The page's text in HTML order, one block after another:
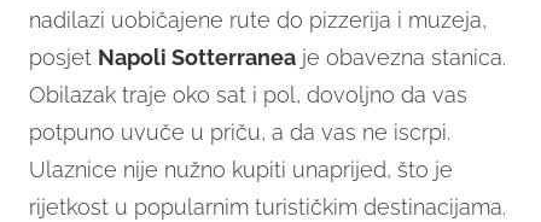
nadilazi uobičajene rute do pizzerija i muzeja,
posjet Napoli Sotterranea je obavezna stanica.
Obilazak traje oko sat i pol, dovoljno da vas
potpuno uvuče u priču, a da vas ne iscrpi.
Ulaznice nije nužno kupiti unaprijed, što je
rijetkost u popularnim turističkim destinacijama.